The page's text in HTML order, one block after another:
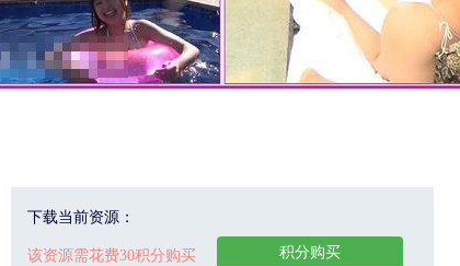
下载当前资源：
该资源需花费30积分购买 积分购买